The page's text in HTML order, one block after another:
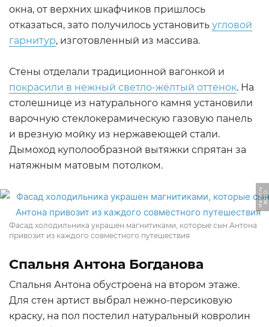
окна, от верхних шкафчиков пришлось
отказаться, зато получилось установить угловой
гарнитур, изготовленный из массива.
Стены отделали традиционной вагонкой и
покрасили в нежный светло-жёлтый оттенок. На
столешнице из натурального камня установили
варочную стеклокерамическую газовую панель
и врезную мойку из нержавеющей стали.
Дымоход куполообразной вытяжки спрятан за
натяжным матовым потолком.
Ф
О
Т
О:
s
t
a
r
hi
t.
r
u
Фасад холодильника украшен магнитиками, которые сын Антона
привозит из каждого совместного путешествия
Спальня Антона Богданова
Спальня Антона обустроена на втором этаже.
Для стен артист выбрал нежно-персиковую
краску, на пол постелил натуральный ковролин